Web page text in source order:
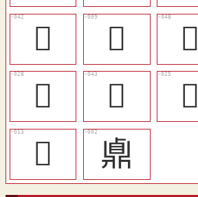
󷀍
󶿵 󷀓
󷀂
󷀎 󷀀
󶿸
鼑